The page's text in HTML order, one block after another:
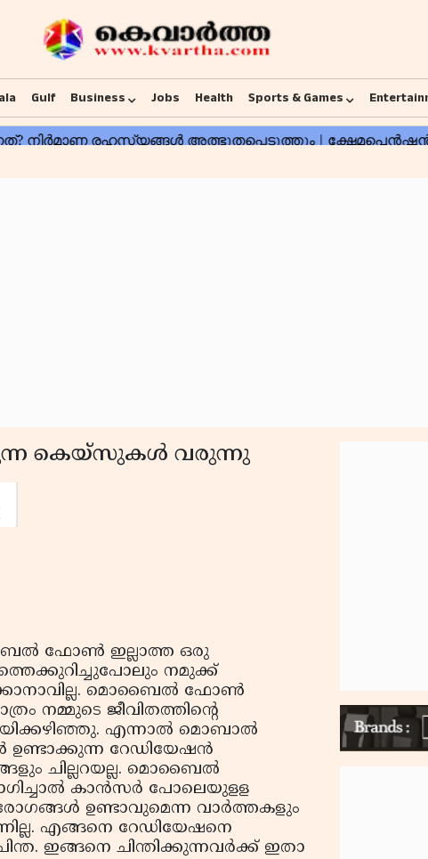
Gulf Business Jobs Health Sports & Games
കെയ്‌സുകള്‍ വരുന്നു
ഫോണ്‍ ഇല്ലാത്ത ഒരു
നമുക്ക്
മൊബൈല്‍ ഫോണ്‍
നമ്മുടെ ജീവിതത്തിന്റെ
എന്നാല്‍ മൊബാല്‍
റേഡിയേഷന്‍
ചില്ലറയല്ല. മൊബൈല്‍
കാന്‍സര്‍ പോലെയുളള
ഉണ്ടാവുമെന്ന വാര്‍ത്തകളും
എങ്ങനെ റേഡിയേഷനെ
ഇങ്ങനെ ചിന്തിക്കുന്നവര്‍ക്ക് ഇതാ